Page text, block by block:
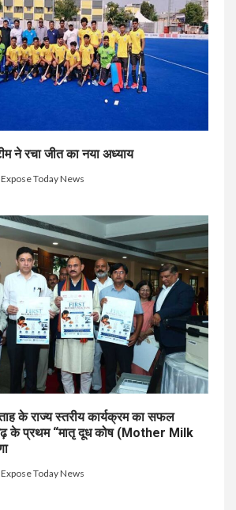
ने रचा जीत का नया अध्याय
Expose Today News
के राज्य स्तरीय कार्यक्रम का सफल
के प्रथम “मातृ दूध कोष (Mother Milk
Expose Today News